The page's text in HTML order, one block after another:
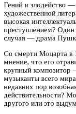
Гений и злодейство
художественной
высокая
преступлением?
случая — драма
Со смерти Моцарта в
мнение, что его
крупный композитор
музыканты всего
недавних пор
действительности?
другого или это